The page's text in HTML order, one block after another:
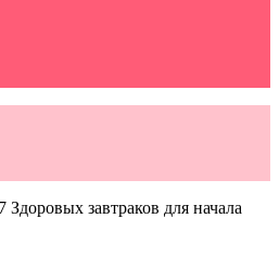
Здоровых завтраков для начала